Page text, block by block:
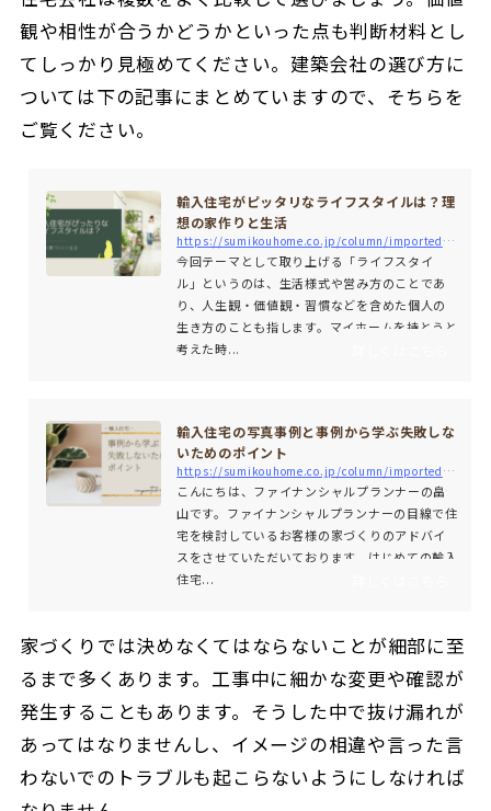
観や相性が合うかどうかといった点も判断材料とし
てしっかり見極めてください。建築会社の選び方に
ついては下の記事にまとめていますので、そちらを
ご覧ください。
輸入住宅がピッタリなライフスタイルは？理
想の家作りと生活
https://sumikouhome.co.jp/column/imported-housing_lifestyle
今回テーマとして取り上げる「ライフスタイ
ル」というのは、生活様式や営み方のことであ
り、人生観・価値観・習慣などを含めた個人の
生き方のことも指します。マイホームを持とうと
考えた時...
輸入住宅の写真事例と事例から学ぶ失敗しな
いためのポイント
https://sumikouhome.co.jp/column/imported-housing_case-examples
こんにちは、ファイナンシャルプランナーの畠
山です。ファイナンシャルプランナーの目線で住
宅を検討しているお客様の家づくりのアドバイ
スをさせていただいております。はじめての輸入
住宅...
家づくりでは決めなくてはならないことが細部に至
るまで多くあります。工事中に細かな変更や確認が
発生することもあります。そうした中で抜け漏れが
あってはなりませんし、イメージの相違や言った言
わないでのトラブルも起こらないようにしなければ